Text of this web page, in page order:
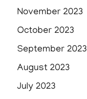
November 2023
October 2023
September 2023
August 2023
July 2023